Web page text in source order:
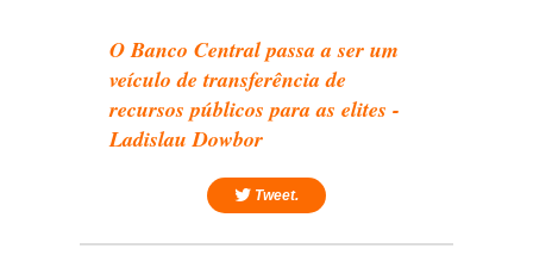
O Banco Central passa a ser um
veículo de transferência de
recursos públicos para as elites -
Ladislau Dowbor
Tweet.